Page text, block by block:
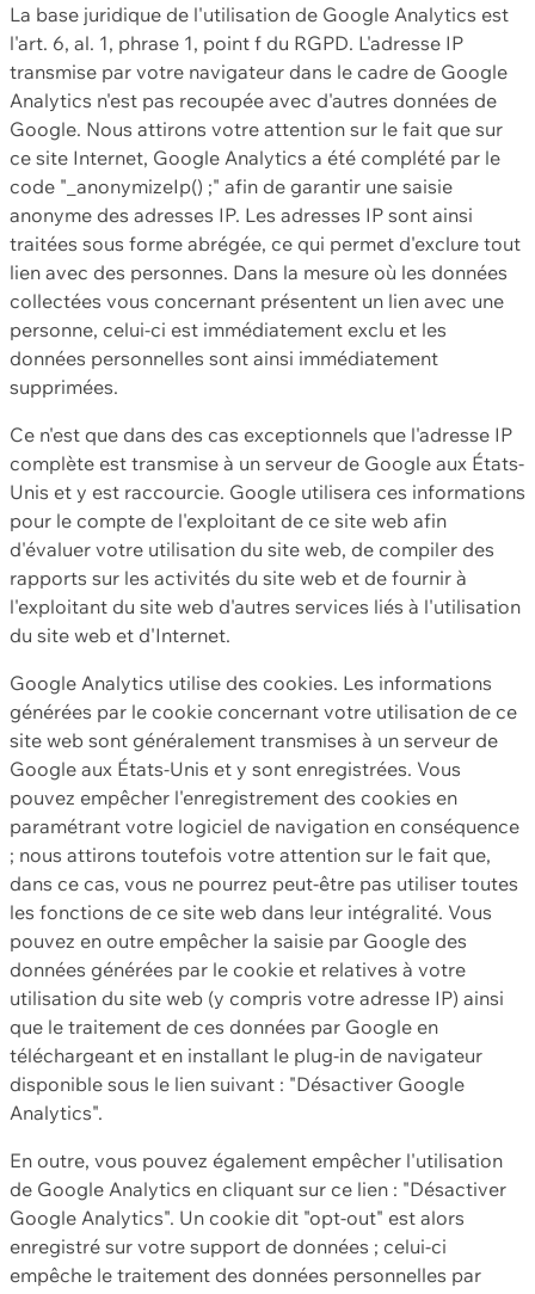
La base juridique de l'utilisation de Google Analytics est
l'art. 6, al. 1, phrase 1, point f du RGPD. L'adresse IP
transmise par votre navigateur dans le cadre de Google
Analytics n'est pas recoupée avec d'autres données de
Google. Nous attirons votre attention sur le fait que sur
ce site Internet, Google Analytics a été complété par le
code "_anonymizeIp() ;" afin de garantir une saisie
anonyme des adresses IP. Les adresses IP sont ainsi
traitées sous forme abrégée, ce qui permet d'exclure tout
lien avec des personnes. Dans la mesure où les données
collectées vous concernant présentent un lien avec une
personne, celui-ci est immédiatement exclu et les
données personnelles sont ainsi immédiatement
supprimées.
Ce n'est que dans des cas exceptionnels que l'adresse IP
complète est transmise à un serveur de Google aux États-
Unis et y est raccourcie. Google utilisera ces informations
pour le compte de l'exploitant de ce site web afin
d'évaluer votre utilisation du site web, de compiler des
rapports sur les activités du site web et de fournir à
l'exploitant du site web d'autres services liés à l'utilisation
du site web et d'Internet.
Google Analytics utilise des cookies. Les informations
générées par le cookie concernant votre utilisation de ce
site web sont généralement transmises à un serveur de
Google aux États-Unis et y sont enregistrées. Vous
pouvez empêcher l'enregistrement des cookies en
paramétrant votre logiciel de navigation en conséquence
; nous attirons toutefois votre attention sur le fait que,
dans ce cas, vous ne pourrez peut-être pas utiliser toutes
les fonctions de ce site web dans leur intégralité. Vous
pouvez en outre empêcher la saisie par Google des
données générées par le cookie et relatives à votre
utilisation du site web (y compris votre adresse IP) ainsi
que le traitement de ces données par Google en
téléchargeant et en installant le plug-in de navigateur
disponible sous le lien suivant : "Désactiver Google
Analytics".
En outre, vous pouvez également empêcher l'utilisation
de Google Analytics en cliquant sur ce lien : "Désactiver
Google Analytics". Un cookie dit "opt-out" est alors
enregistré sur votre support de données ; celui-ci
empêche le traitement des données personnelles par